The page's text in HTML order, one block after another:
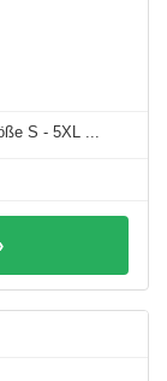
S - 5XL ...